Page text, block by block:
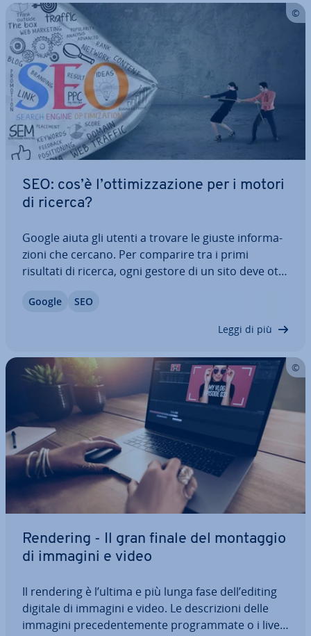
SEO: cos’è l’ot­ti­miz­za­zio­ne per i motori
di ricerca?
Google aiuta gli utenti a trovare le giuste in­for­ma­
zio­ni che cercano. Per comparire tra i primi
risultati di ricerca, ogni gestore di un sito deve ot­ti­
o i clienti, ma anche per i motori di ricerca. L’ot­ti­
Google SEO
Leggi di più
Rendering - Il gran finale del montaggio
di immagini e video
Il rendering è l’ultima e più lunga fase dell’editing
digitale di immagini e video. Le de­scri­zio­ni delle
immagini pre­ce­den­te­men­te pro­gram­ma­te o i livelli